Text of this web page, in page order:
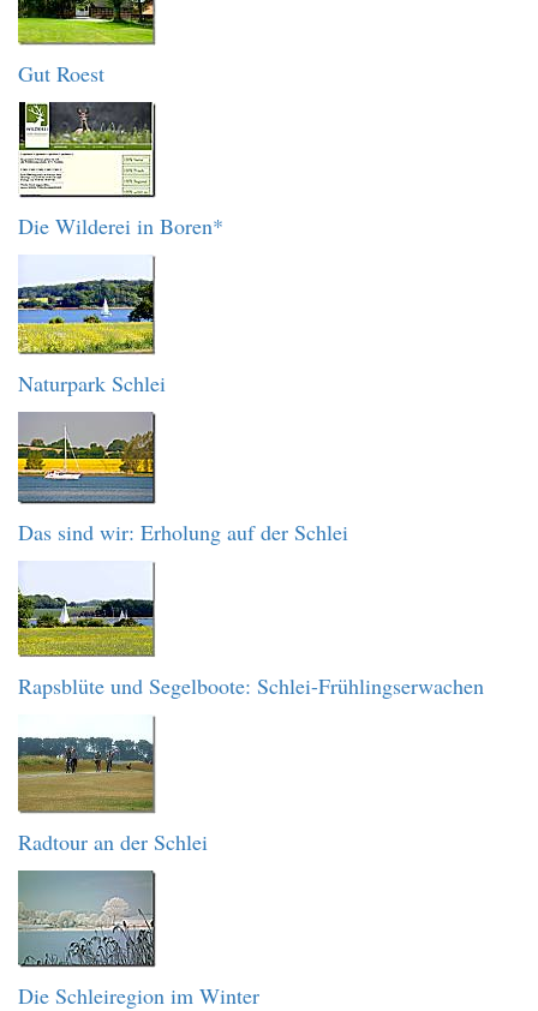
Gut Roest
Die Wilderei in Boren*
Naturpark Schlei
Das sind wir: Erholung auf der Schlei
Rapsblüte und Segelboote: Schlei-Frühlingserwachen
Radtour an der Schlei
Die Schleiregion im Winter